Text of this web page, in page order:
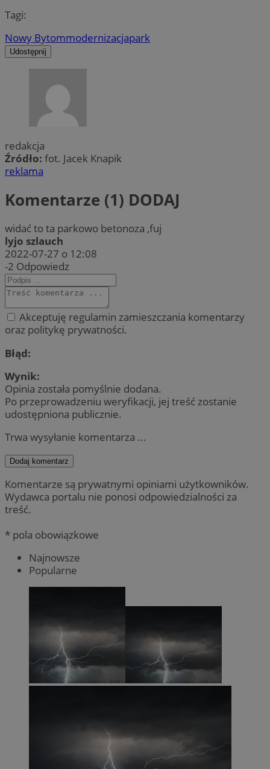
Tagi:
Nowy Bytommodernizacjapark
Udostępnij
redakcja
Źródło: fot. Jacek Knapik
reklama
Komentarze (1) DODAJ
widać to ta parkowo betonoza ,fuj
lyjo szlauch
2022-07-27 o 12:08
-2 Odpowiedz
Akceptuję regulamin zamieszczania komentarzy
oraz politykę prywatności.
Błąd:
Wynik:
Opinia została pomyślnie dodana.
Po przeprowadzeniu weryfikacji, jej treść zostanie
udostępniona publicznie.
Trwa wysyłanie komentarza ...
Dodaj komentarz
Komentarze są prywatnymi opiniami użytkowników.
Wydawca portalu nie ponosi odpowiedzialności za
treść.
* pola obowiązkowe
Najnowsze
Popularne